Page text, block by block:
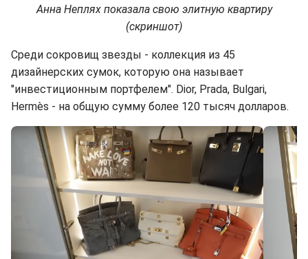
Анна Неплях показала свою элитную квартиру
(скриншот)
Среди сокровищ звезды - коллекция из 45
дизайнерских сумок, которую она называет
"инвестиционным портфелем". Dior, Prada, Bulgari,
Hermès - на общую сумму более 120 тысяч долларов.